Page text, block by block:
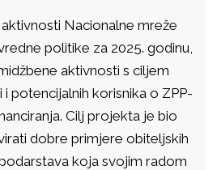
Nacionalne mreže
politike za 2025. godinu,
aktivnosti s ciljem
potencijalnih korisnika o ZPP-
Cilj projekta je bio
dobre primjere obiteljskih
koja svojim radom